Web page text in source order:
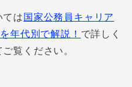
ては 国家公務員キャリア
年代別で解説！ で詳しく
覧ください。